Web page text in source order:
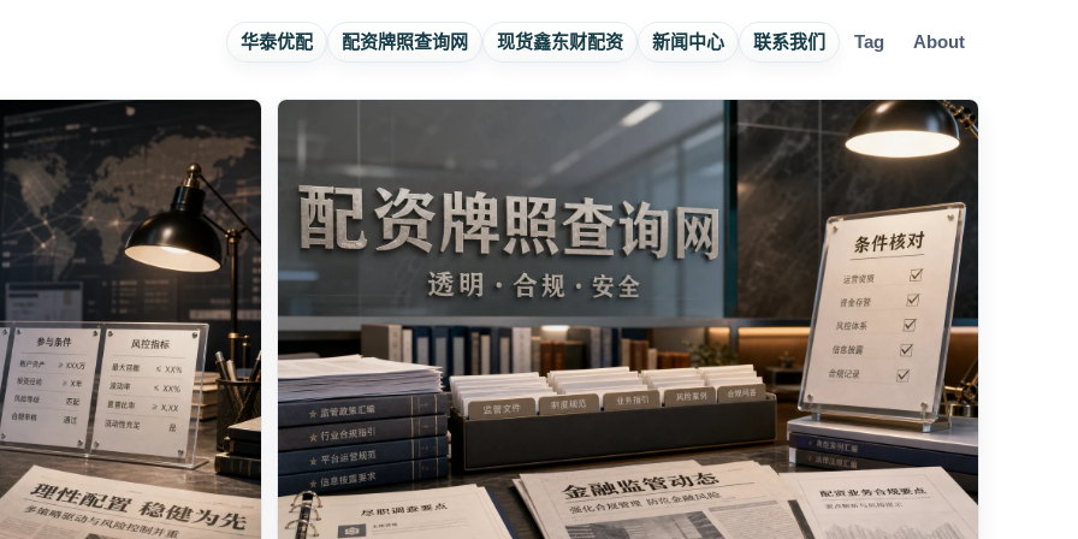
华泰优配 配资牌照查询网 现货鑫东财配资 新闻中心 联系我们 Tag About